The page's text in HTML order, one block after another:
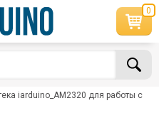
0
iarduino_AM2320 для работы с
×
товара
не